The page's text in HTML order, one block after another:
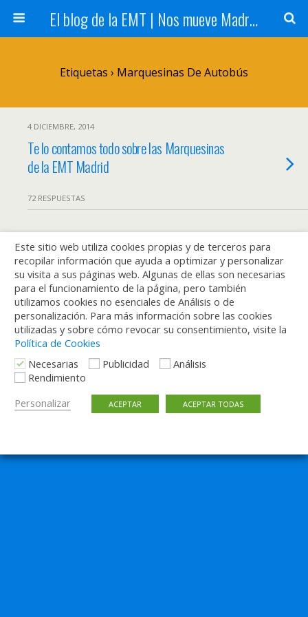
El blog de la EMT | Nos mueve Madrid
Etiquetas › Marquesinas De Autobús
4 DICIEMBRE, 2014
Te lo contamos todo sobre las Marquesinas
de la EMT Madrid
72 RESPUESTAS
Volver arriba
Móvil Escritorio
Este sitio web utiliza cookies propias y de terceros para
recopilar información que ayuda a optimizar y personalizar
su visita a sus páginas web. Algunas de ellas son necesarias
para el funcionamiento de la página, pero también
utilizamos cookies no esenciales de Análisis o de
personalización. Para más información sobre las cookies
utilizadas y sobre cómo revocar su consentimiento, visite la
Política de Cookies
Necesarias
Publicidad
Análisis
Rendimiento
Personalizar
ACEPTAR ACEPTAR TODAS